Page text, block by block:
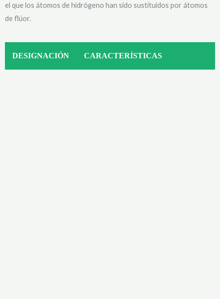
el que los átomos de hidrógeno han sido sustituidos por átomos
de flúor.
DESIGNACIÓN CARACTERÍSTICAS